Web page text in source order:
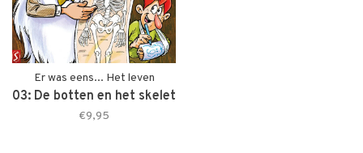
Er was eens... Het leven
03: De botten en het skelet
€9,95